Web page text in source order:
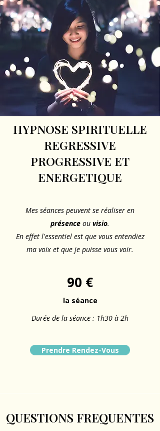
HYPNOSE SPIRITUELLE
REGRESSIVE
PROGRESSIVE ET
ENERGETIQUE
Mes séances peuvent se réaliser en
présence ou visio.
En effet l'essentiel est que vous entendiez
ma voix et que je puisse vous voir.
90 €
la séance
Durée de la séance : 1h30 à 2h
Prendre Rendez-Vous
QUESTIONS FREQUENTES